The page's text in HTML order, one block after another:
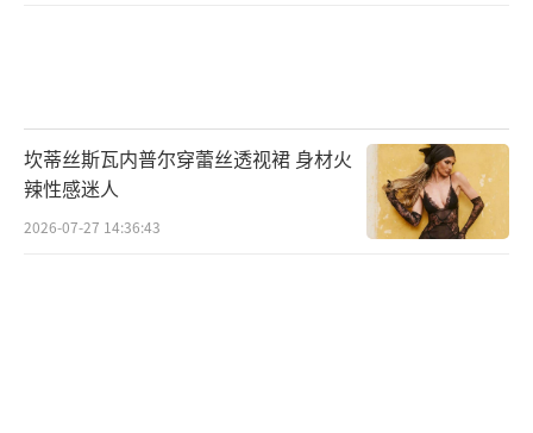
坎蒂丝斯瓦内普尔穿蕾丝透视裙 身材火
辣性感迷人
2026-07-27 14:36:43